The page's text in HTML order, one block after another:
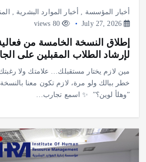
أخبار المؤسسة أخبار الموارد البشرية
July 27, 2026
80 views
إطلاق النسخة الخامسة من
لإرشاد الطلاب المقبلين على
خطر ببالك ولو مرة، لازم تكون معنا